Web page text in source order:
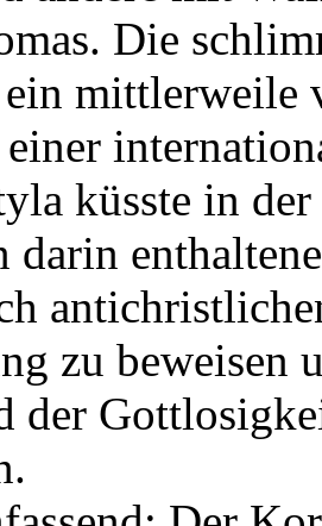
Die
mittlerweile
küsste in
darin
zu beweisen
der